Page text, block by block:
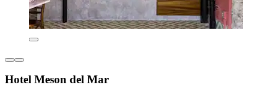
Hotel Meson del Mar